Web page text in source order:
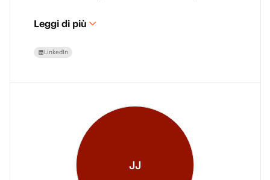
VMCA (2024) e VMCE (2024)
Leggi di più
LinkedIn
JJ